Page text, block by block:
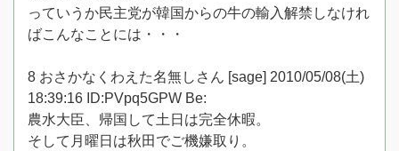
っていうか民主党が韓国からの牛の輸入解禁しなけれ
ばこんなことには・・・
8 おさかなくわえた名無しさん [sage] 2010/05/08(土)
18:39:16 ID:PVpq5GPW Be:
農水大臣、帰国して土日は完全休暇。
そして月曜日は秋田でご機嫌取り。